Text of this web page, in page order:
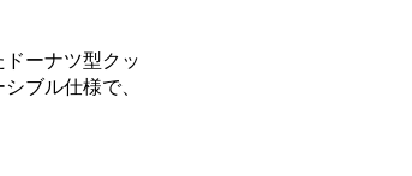
ーナツ型クッ
ブル仕様で、